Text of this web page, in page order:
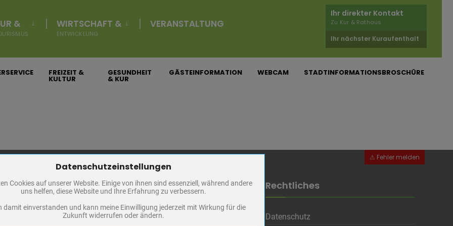
& WIRTSCHAFT &
ENTWICKLUNG
VERANSTALTUNG
Ihr direkter Kontakt
Zu Kur & Rathaus
Ihr nächster Kuraufenthalt
FREIZEIT &
KULTUR
GESUNDHEIT
& KUR
GÄSTEINFORMATION WEBCAM STADTINFORMATIONSBROSCHÜRE
und Entgeltordnung für die Inanspruchnahme bestimmter
Bad Frankenhausen
Bürgerservice
Ansprechpartner
Rechtliches
Datenschutz
Zum Betrieb der Seite notwendige Cookies / Drittanbieter:
PHP Session Cookie
Absicherung Kontaktformular / SPAM Schutz
Datenschutzeinstellungen
Cookies auf unserer Website. Einige von ihnen sind essenziell, während andere
uns helfen, diese Website und Ihre Erfahrung zu verbessern.
damit einverstanden und kann meine Einwilligung jederzeit mit Wirkung für die
Zukunft widerrufen oder ändern.